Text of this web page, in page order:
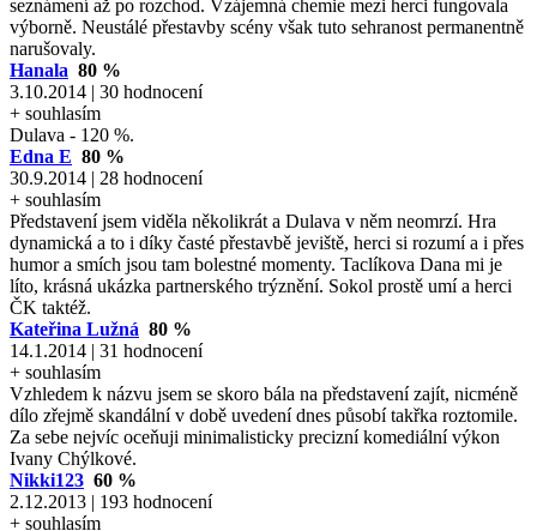
seznámení až po rozchod. Vzájemná chemie mezi herci fungovala
výborně. Neustálé přestavby scény však tuto sehranost permanentně
narušovaly.
Hanala 80 %
3.10.2014 | 30 hodnocení
+ souhlasím
Dulava - 120 %.
Edna E 80 %
30.9.2014 | 28 hodnocení
+ souhlasím
Představení jsem viděla několikrát a Dulava v něm neomrzí. Hra
dynamická a to i díky časté přestavbě jeviště, herci si rozumí a i přes
humor a smích jsou tam bolestné momenty. Taclíkova Dana mi je
líto, krásná ukázka partnerského trýznění. Sokol prostě umí a herci
ČK taktéž.
Kateřina Lužná 80 %
14.1.2014 | 31 hodnocení
+ souhlasím
Vzhledem k názvu jsem se skoro bála na představení zajít, nicméně
dílo zřejmě skandální v době uvedení dnes působí takřka roztomile.
Za sebe nejvíc oceňuji minimalisticky precizní komediální výkon
Ivany Chýlkové.
Nikki123 60 %
2.12.2013 | 193 hodnocení
+ souhlasím